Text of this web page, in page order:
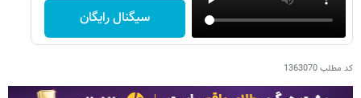
سیگنال رایگان
کد مطلب1363070